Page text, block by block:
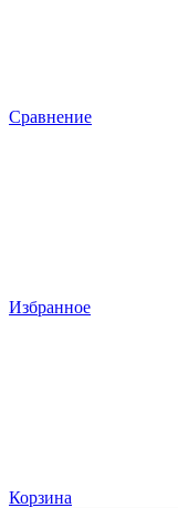
Сравнение
Избранное
Корзина